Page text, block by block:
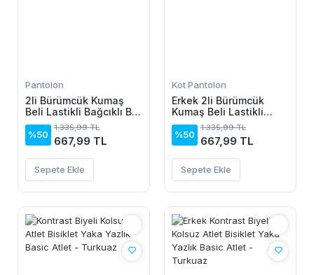
Pantolon
2li Bürümcük Kumaş
Beli Lastikli Bağcıklı Bol
Paça Pantolon -
Beyaz/Vizon
%50
1.335,99 TL
667,99 TL
Sepete Ekle
Kot Pantolon
Erkek 2li Bürümcük
Kumaş Beli Lastikli
Bağcıklı Bol Paça
Pantolon - Beyaz/Vizon
%50
1.335,99 TL
667,99 TL
Sepete Ekle